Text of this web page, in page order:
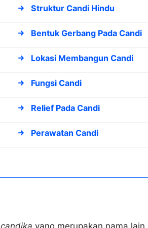
Struktur Candi Hindu
Bentuk Gerbang Pada Candi
Lokasi Membangun Candi
Fungsi Candi
Relief Pada Candi
Perawatan Candi
candika yang merupakan nama